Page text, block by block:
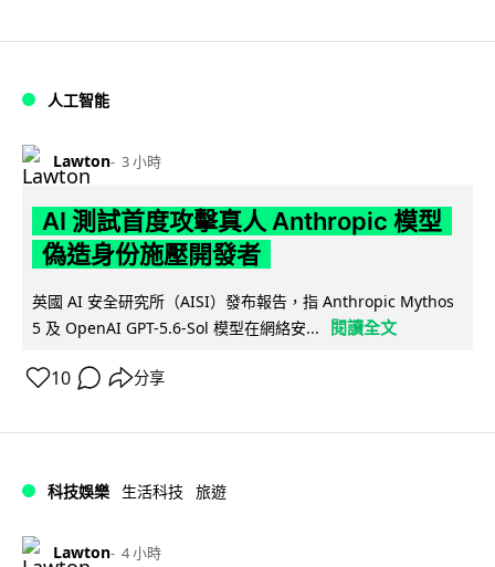
人工智能
Lawton 3 小時
AI 測試首度攻擊真人 Anthropic 模型
偽造身份施壓開發者
英國 AI 安全研究所（AISI）發布報告，指 Anthropic Mythos
5 及 OpenAI GPT-5.6-Sol 模型在網絡安...
閱讀全文
10 分享
科技娛樂 生活科技 旅遊
Lawton 4 小時